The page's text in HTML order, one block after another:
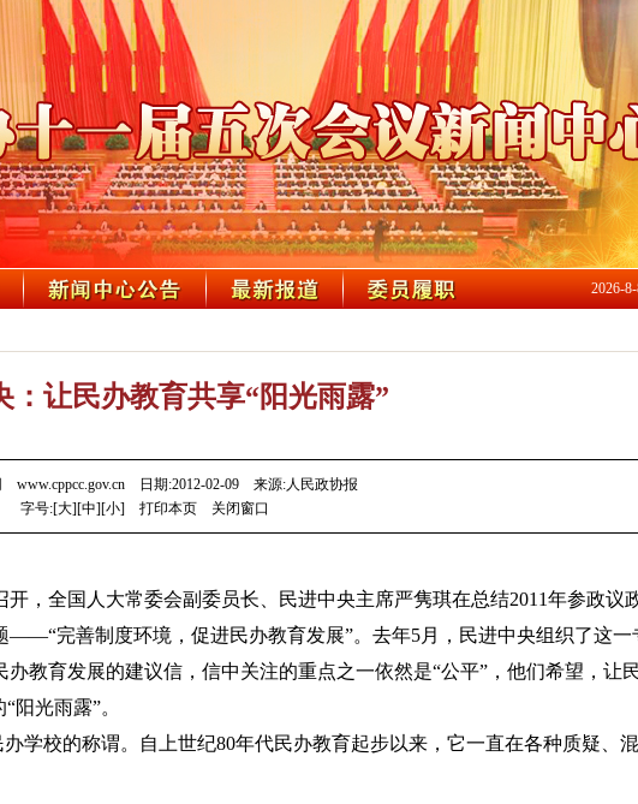
2026-
：让民办教育共享“阳光雨露”
www.cppcc.gov.cn 日期:2012-02-09 来源:人民政协报
字号:[大][中][小] 打印本页 关闭窗口
，全国人大常委会副委员长、民进中央主席严隽琪在总结2011年参政议
——“完善制度环境，促进民办教育发展”。去年5月，民进中央组织了这一
教育发展的建议信，信中关注的重点之一依然是“公平”，他们希望，让
阳光雨露”。
学校的称谓。自上世纪80年代民办教育起步以来，它一直在各种质疑、